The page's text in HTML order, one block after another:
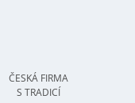
ČESKÁ FIRMA
S TRADICÍ